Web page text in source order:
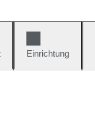
Einrichtung